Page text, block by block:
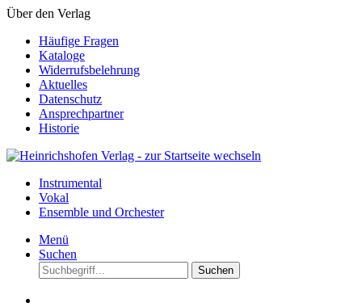
Über den Verlag
Häufige Fragen
Kataloge
Widerrufsbelehrung
Aktuelles
Datenschutz
Ansprechpartner
Historie
Instrumental
Vokal
Ensemble und Orchester
Menü
Suchen
Suchen